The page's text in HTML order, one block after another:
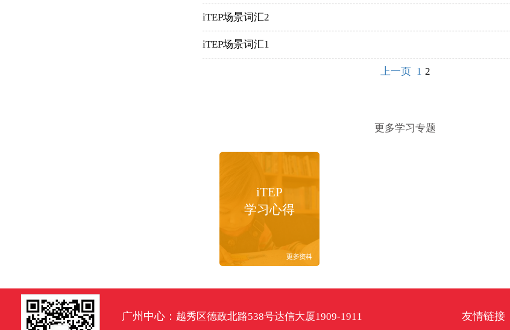
iTEP场景词汇2
iTEP场景词汇1
上一页 1 2
更多学习专题
iTEP
学习心得
广州中心： 越秀区德政北路538号达信大厦1909-1911 友情链接